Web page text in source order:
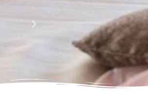
Complimenti davvero!!!!
Giusy Rizzo
da Facebook